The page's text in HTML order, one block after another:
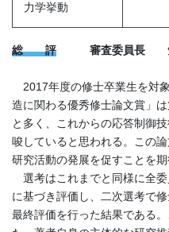
力学挙動
総 評審査委員長 笠
2017年度の修士卒業生を対
造に関わる優秀修士論文賞」
と多く、これからの応答制御
唆していると思われる。この
研究活動の発展を促すことを期
選考はこれまでと同様に全
に基づき評価し、二次選考で
最終評価を行った結果である